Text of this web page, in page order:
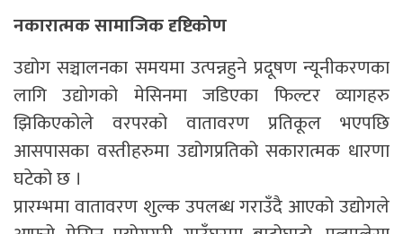
नकारात्मक सामाजिक दृष्टिकोण
उद्योग सञ्चालनका समयमा उत्पन्नहुने प्रदूषण न्यूनीकरणका
लागि उद्योगको मेसिनमा जडिएका फिल्टर व्यागहरु
झिकिएकोले वरपरको वातावरण प्रतिकूल भएपछि
आसपासका वस्तीहरुमा उद्योगप्रतिको सकारात्मक धारणा
घटेको छ ।
प्रारम्भमा वातावरण शुल्क उपलब्ध गराउँदै आएको उद्योगले